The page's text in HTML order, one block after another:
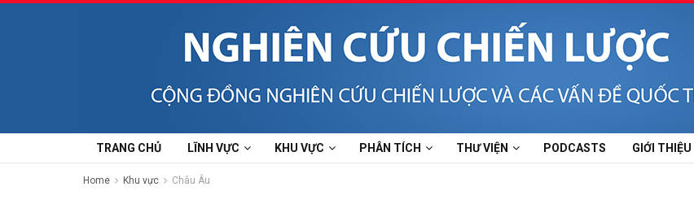
TRANG CHỦ LĨNH VỰC KHU VỰC PHÂN TÍCH THƯ VIỆN PODCASTS GIỚI THIỆU
Home Khu vực Châu Âu